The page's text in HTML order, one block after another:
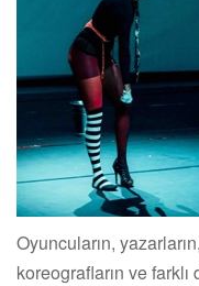
Oyuncuların,
koreografların ve